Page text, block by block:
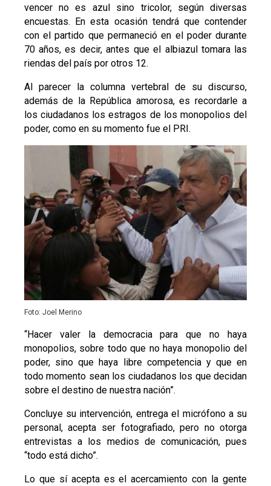
vencer no es azul sino tricolor, según diversas
encuestas. En esta ocasión tendrá que contender
con el partido que permaneció en el poder durante
70 años, es decir, antes que el albiazul tomara las
riendas del país por otros 12.
Al parecer la columna vertebral de su discurso,
además de la República amorosa, es recordarle a
los ciudadanos los estragos de los monopolios del
poder, como en su momento fue el PRI.
Foto: Joel Merino
“Hacer valer la democracia para que no haya
monopolios, sobre todo que no haya monopolio del
poder, sino que haya libre competencia y que en
todo momento sean los ciudadanos los que decidan
sobre el destino de nuestra nación”.
Concluye su intervención, entrega el micrófono a su
personal, acepta ser fotografiado, pero no otorga
entrevistas a los medios de comunicación, pues
“todo está dicho”.
Lo que sí acepta es el acercamiento con la gente